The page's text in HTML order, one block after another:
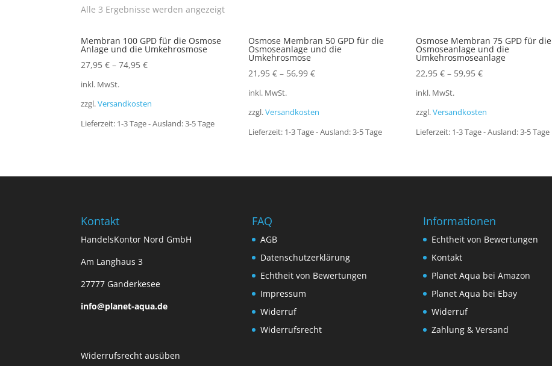
Alle 3 Ergebnisse werden angezeigt
Membran 100 GPD für die Osmose
Anlage und die Umkehrosmose
27,95€ –74,95€
inkl. MwSt.
zzgl.Versandkosten
Lieferzeit: 1-3 Tage - Ausland: 3-5 Tage
Osmose Membran 50 GPD für die
Osmoseanlage und die
Umkehrosmose
21,95€ – 56,99€
inkl. MwSt.
zzgl.Versandkosten
Lieferzeit: 1-3 Tage - Ausland: 3-5 Tage
Osmose Membran 75 GPD für die
Osmoseanlage und die
Umkehrosmoseanlage
22,95€ – 59,95€
inkl. MwSt.
zzgl.Versandkosten
Lieferzeit: 1-3 Tage - Ausland: 3-5 Tage
Kontakt
HandelsKontor Nord GmbH
Am Langhaus 3
27777 Ganderkesee
info@planet-aqua.de
Widerrufsrecht ausüben
FAQ
AGB
Datenschutzerklärung
Echtheit von Bewertungen
Impressum
Widerruf
Widerrufsrecht
Informationen
Echtheit von Bewertungen
Kontakt
Planet Aqua bei Amazon
Planet Aqua bei Ebay
Widerruf
Zahlung & Versand